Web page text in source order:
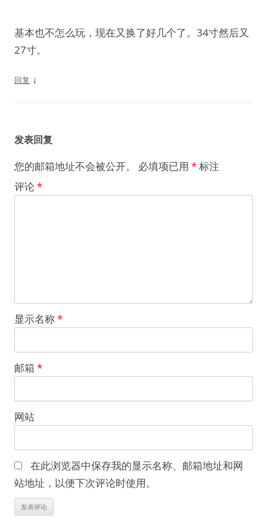
基本也不怎么玩，现在又换了好几个了。34寸然后又
27寸。
回复 ↓
发表回复
您的邮箱地址不会被公开。 必填项已用 *标注
评论 *
显示名称*
邮箱 *
网站
在此浏览器中保存我的显示名称、邮箱地址和网
站地址，以便下次评论时使用。